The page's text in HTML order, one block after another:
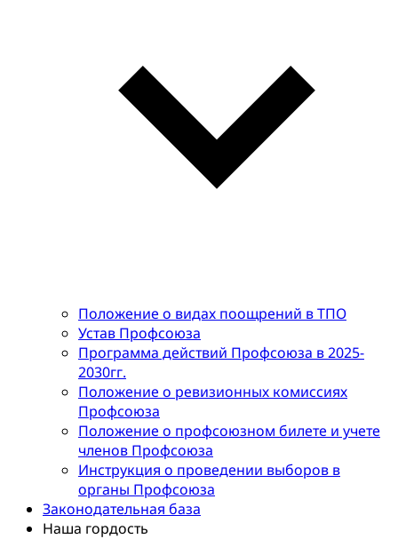
Положение о видах поощрений в ТПО
Устав Профсоюза
Программа действий Профсоюза в 2025-
2030гг.
Положение о ревизионных комиссиях
Профсоюза
Положение о профсоюзном билете и учете
членов Профсоюза
Инструкция о проведении выборов в
органы Профсоюза
Законодательная база
Наша гордость